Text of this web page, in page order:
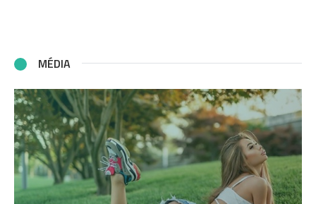
MÉDIA